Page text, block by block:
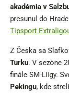
akadémia v
presunul do
Tipsport
Z Česka sa
Turku. V sezóne
finále SM-Liigy.
Pekingu, kde